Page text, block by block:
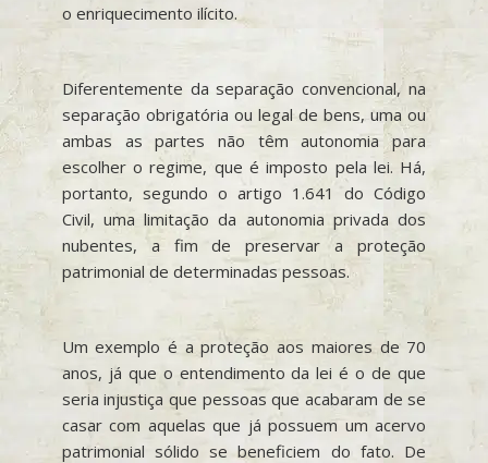
o enriquecimento ilícito.
Diferentemente da separação convencional, na
separação obrigatória ou legal de bens, uma ou
ambas as partes não têm autonomia para
escolher o regime, que é imposto pela lei. Há,
portanto, segundo o artigo 1.641 do Código
Civil, uma limitação da autonomia privada dos
nubentes, a fim de preservar a proteção
patrimonial de determinadas pessoas.
Um exemplo é a proteção aos maiores de 70
anos, já que o entendimento da lei é o de que
seria injustiça que pessoas que acabaram de se
casar com aquelas que já possuem um acervo
patrimonial sólido se beneficiem do fato. De